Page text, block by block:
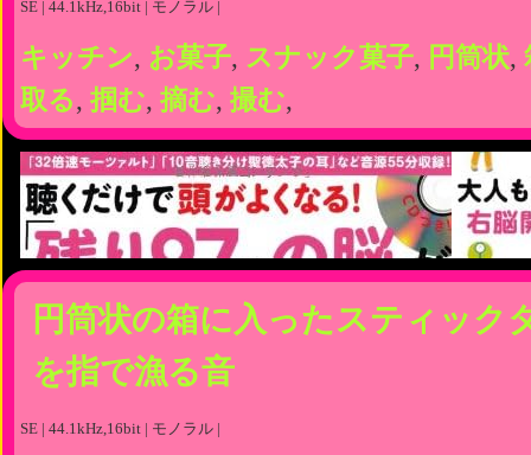
SE | 44.1kHz,16bit | モノラル |
キッチン, お菓子, スナック菓子, 円筒状,
取る, 掴む, 摘む, 撮む,
円筒状の箱に入ったスティック
を指で漁る音
SE | 44.1kHz,16bit | モノラル |